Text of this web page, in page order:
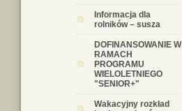
Informacja dla
rolników – susza
DOFINANSOWANIE W
RAMACH
PROGRAMU
WIELOLETNIEGO
"SENIOR+"
Wakacyjny rozkład